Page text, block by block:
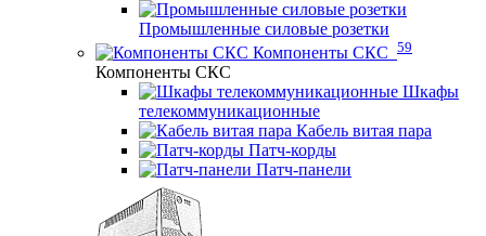
Промышленные силовые розетки
Компоненты СКС 59
Компоненты СКС
Шкафы
телекоммуникационные
Кабель витая пара
Патч-корды
Патч-панели